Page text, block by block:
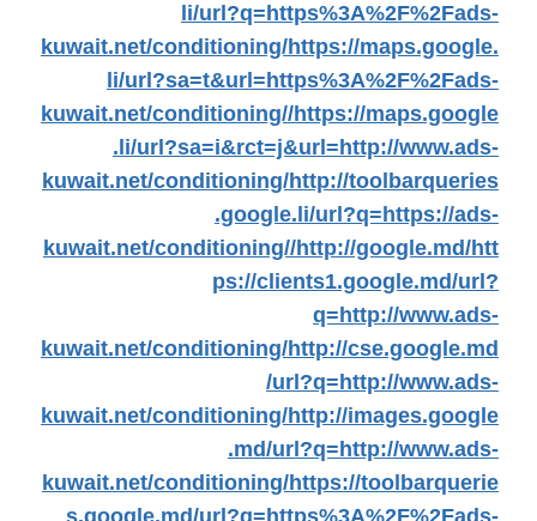
li/url?q=https%3A%2F%2Fads-
kuwait.net/conditioning/https://maps.google.
li/url?sa=t&url=https%3A%2F%2Fads-
kuwait.net/conditioning//https://maps.google
.li/url?sa=i&rct=j&url=http://www.ads-
kuwait.net/conditioning/http://toolbarqueries
.google.li/url?q=https://ads-
kuwait.net/conditioning//http://google.md/htt
ps://clients1.google.md/url?
q=http://www.ads-
kuwait.net/conditioning/http://cse.google.md
/url?q=http://www.ads-
kuwait.net/conditioning/http://images.google
.md/url?q=http://www.ads-
kuwait.net/conditioning/https://toolbarquerie